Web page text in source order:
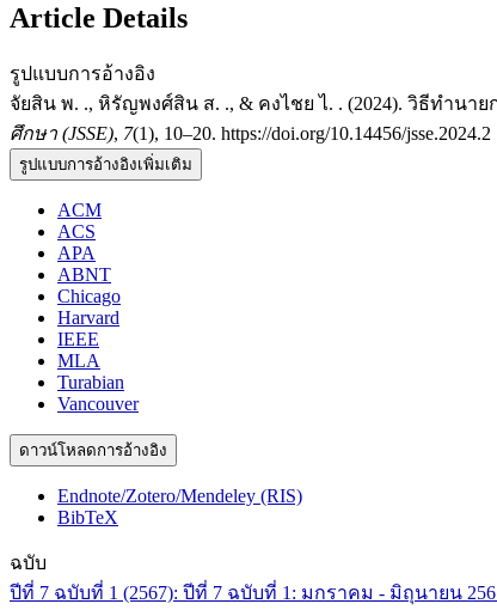
Article Details
รูปแบบการอ้างอิง
จัยสิน พ. ., หิรัญพงศ์สิน ส. ., & คงไชย ไ. . (2024). วิธีทำน
ศึกษา (JSSE), 7(1), 10–20. https://doi.org/10.14456/jsse.2024.2
รูปแบบการอ้างอิงเพิ่มเติม
ACM
ACS
APA
ABNT
Chicago
Harvard
IEEE
MLA
Turabian
Vancouver
ดาวน์โหลดการอ้างอิง
Endnote/Zotero/Mendeley (RIS)
BibTeX
ฉบับ
ปีที่ 7 ฉบับที่ 1 (2567): ปีที่ 7 ฉบับที่ 1: มกราคม - มิถุนายน